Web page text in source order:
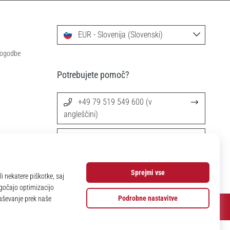
EUR - Slovenija (Slovenski)
Potrebujete pomoč?
+49 79 519 549 600 (v
angleščini)